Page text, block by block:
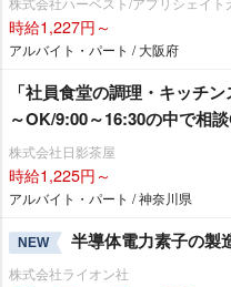
時給1,227円～
アルバイト・パート / 大阪府
「社員食堂の調理・キッチ
～OK/9:00～16:30の中で相
株式会社日影茶屋
時給1,225円～
アルバイト・パート / 神奈川県
NEW 半導体電力素子の製
株式会社ライオン社